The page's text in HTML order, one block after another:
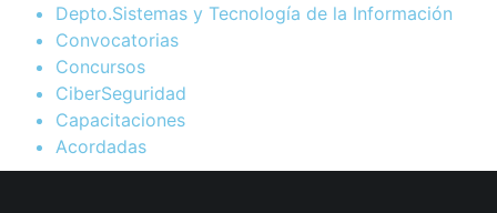
Depto.Sistemas y Tecnología de la Información
Convocatorias
Concursos
CiberSeguridad
Capacitaciones
Acordadas